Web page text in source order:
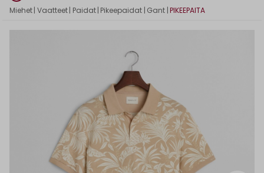
Miehet| Vaatteet| Paidat | Pikeepaidat | Gant |PIKEEPAITA